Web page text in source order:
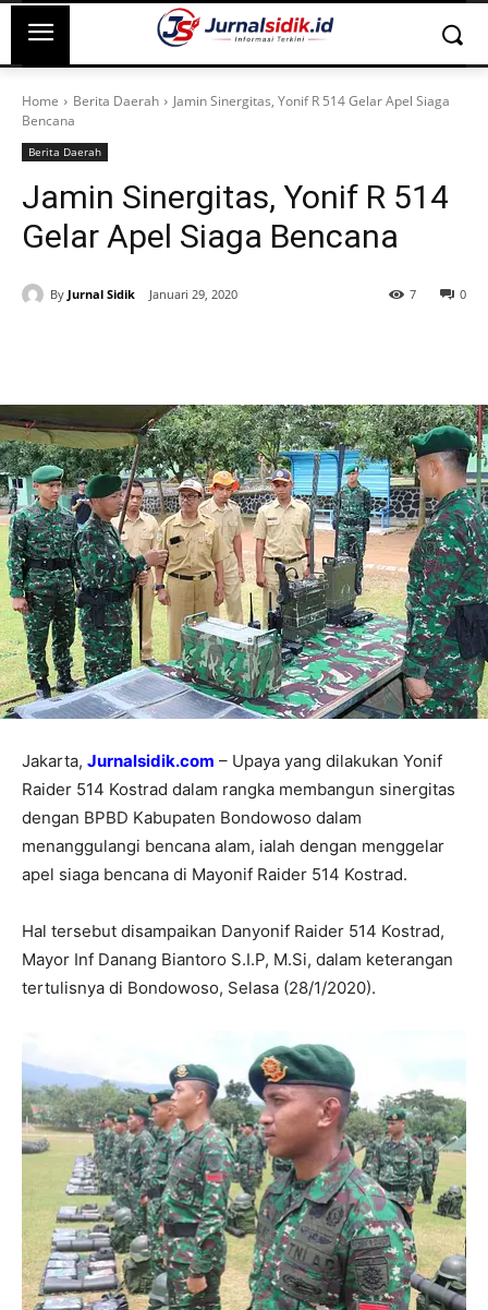
Home Berita Daerah
Jamin Sinergitas, Yonif R 514 Gelar Apel Siaga
Bencana
Berita Daerah
Jamin Sinergitas, Yonif R 514
Gelar Apel Siaga Bencana
By Jurnal Sidik Januari 29, 2020 0
7
Jakarta, Jurnalsidik.com – Upaya yang dilakukan Yonif
Raider 514 Kostrad dalam rangka membangun sinergitas
dengan BPBD Kabupaten Bondowoso dalam
menanggulangi bencana alam, ialah dengan menggelar
apel siaga bencana di Mayonif Raider 514 Kostrad.
Hal tersebut disampaikan Danyonif Raider 514 Kostrad,
Mayor Inf Danang Biantoro S.I.P, M.Si, dalam keterangan
tertulisnya di Bondowoso, Selasa (28/1/2020).